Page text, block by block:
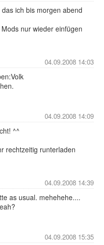
ich bis morgen abend
nur wieder einfügen
04.09.2008 14:03
04.09.2008 14:09
^^
rechtzeitig runterladen
04.09.2008 14:39
as usual. mehehehe....
04.09.2008 15:35